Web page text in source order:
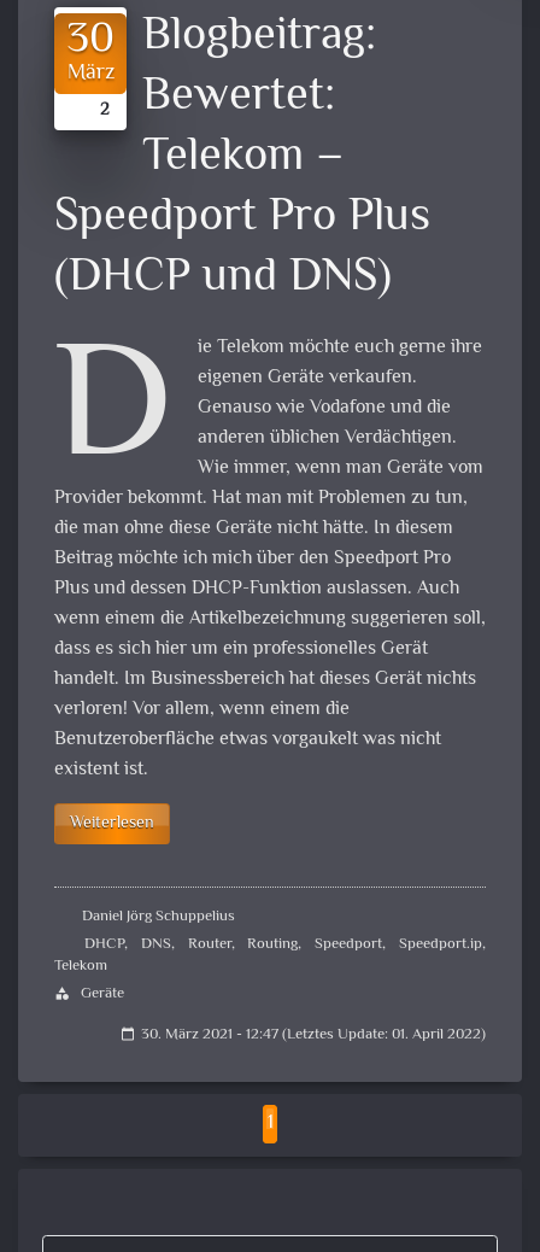
30
März
2
Blogbeitrag:
Bewertet:
Telekom –
Speedport Pro Plus
(DHCP und DNS)
D
ie Telekom möchte euch gerne ihre
eigenen Geräte verkaufen.
Genauso wie Vodafone und die
anderen üblichen Verdächtigen.
Wie immer, wenn man Geräte vom
Provider bekommt. Hat man mit Problemen zu tun,
die man ohne diese Geräte nicht hätte. In diesem
Beitrag möchte ich mich über den Speedport Pro
Plus und dessen DHCP-Funktion auslassen. Auch
wenn einem die Artikelbezeichnung suggerieren soll,
dass es sich hier um ein professionelles Gerät
handelt. Im Businessbereich hat dieses Gerät nichts
verloren! Vor allem, wenn einem die
Benutzeroberfläche etwas vorgaukelt was nicht
existent ist.
Weiterlesen
Daniel Jörg Schuppelius
DHCP, DNS, Router,Routing,Speedport,Speedport.ip,
Telekom
category Geräte
calendar_today 30. März 2021 - 12:47 (Letztes Update: 01. April 2022)
1